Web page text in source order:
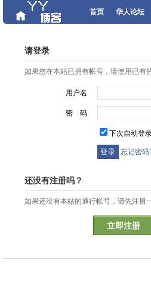
首页 华人论坛
请登录
如果您在本站已拥有帐号，请使用已有
用户名
密 码
下次自动登
忘记密码
还没有注册吗？
如果还没有本站的通行帐号，请先注册
立即注册